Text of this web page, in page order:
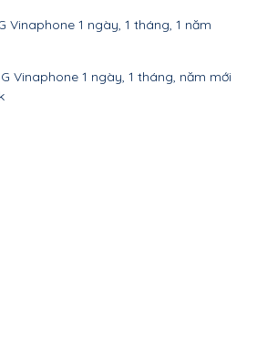
Vinaphone 1 ngày, 1 tháng, 1 năm
Vinaphone 1 ngày, 1 tháng, năm mới